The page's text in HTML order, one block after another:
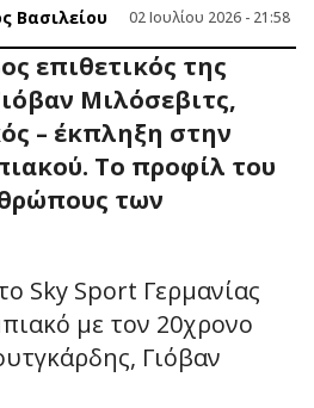
Βασιλείου 02 Ιουλίου 2026 - 21:58
επιθετικός της
Μιλόσεβιτς,
– έκπληξη στην
Το προφίλ του
των
Sky Sport Γερμανίας
με τον 20χρονο
Γιόβαν